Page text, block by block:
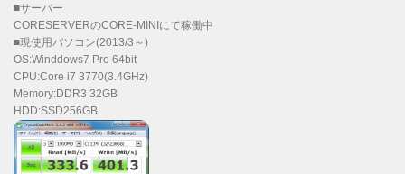
■サーバー
CORESERVERのCORE-MINIにて稼働中
■現使用パソコン(2013/3～)
OS:Winddows7 Pro 64bit
CPU:Core i7 3770(3.4GHz)
Memory:DDR3 32GB
HDD:SSD256GB